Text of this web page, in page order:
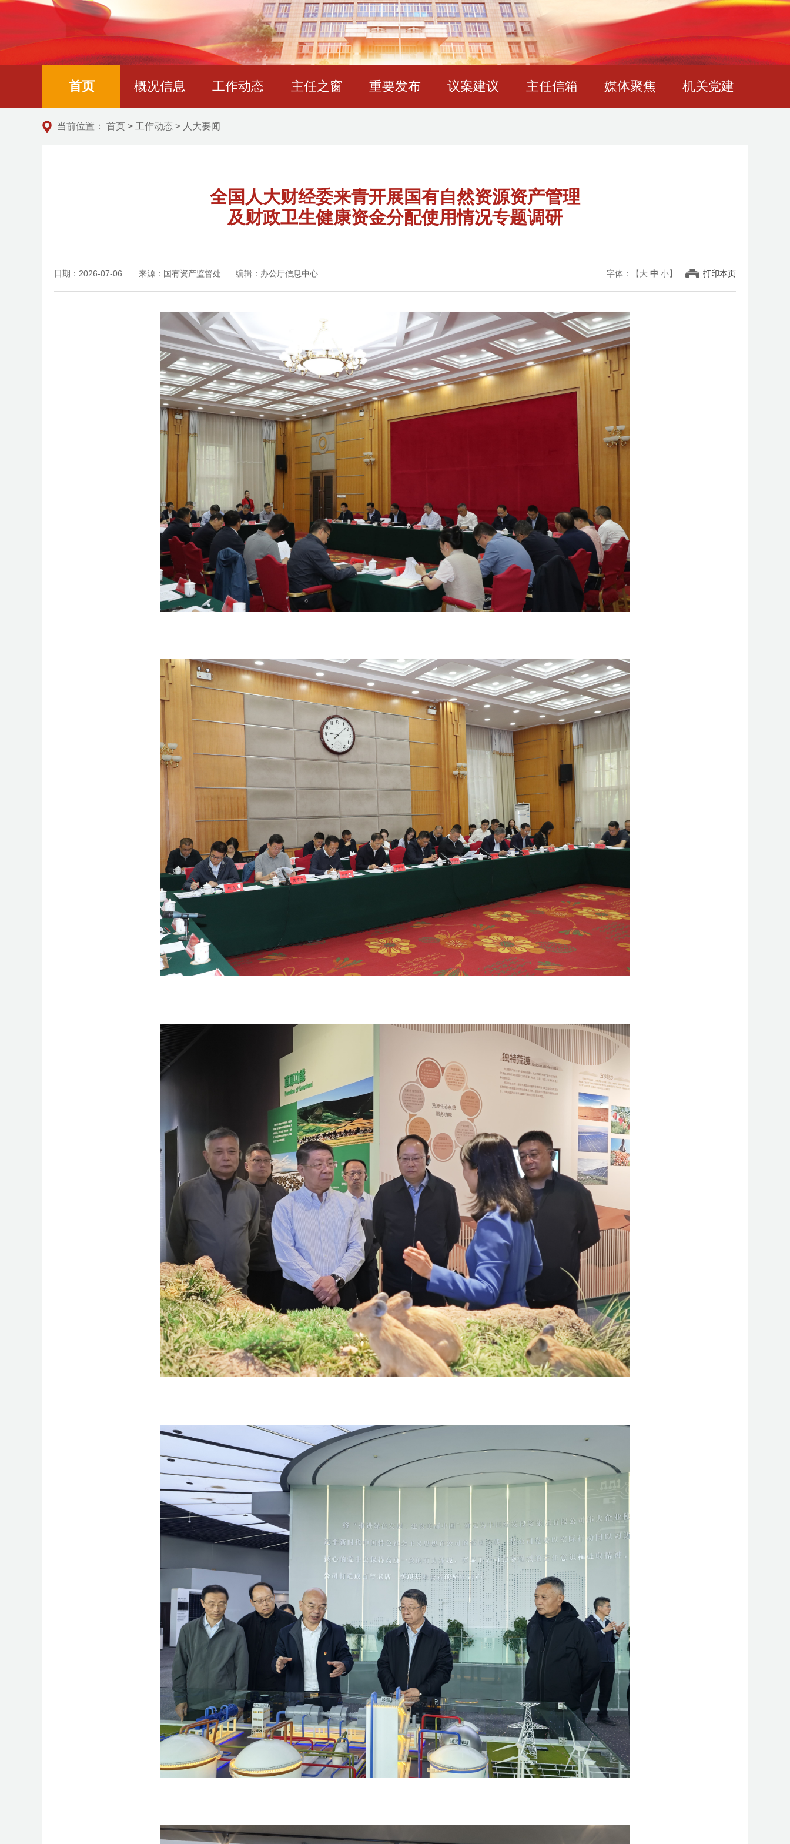
首页 概况信息 工作动态 主任之窗 重要发布 议案建议 主任信箱 媒体聚焦 机关党建
当前位置： 首页 > 工作动态 > 人大要闻
全国人大财经委来青开展国有自然资源资产管理
及财政卫生健康资金分配使用情况专题调研
日期：2026-07-06 来源：国有资产监督处 编辑：办公厅信息中心 字体：【大 中 小】 打印本页